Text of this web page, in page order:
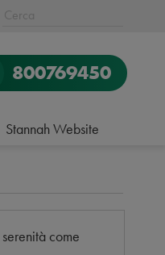
800769450
Stannah Website
come